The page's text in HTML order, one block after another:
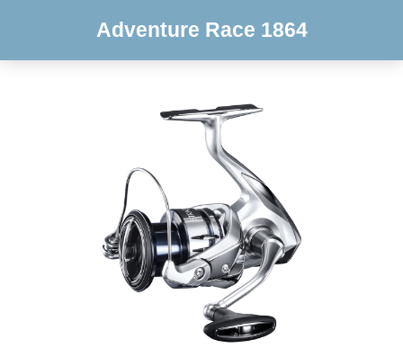
Adventure Race 1864